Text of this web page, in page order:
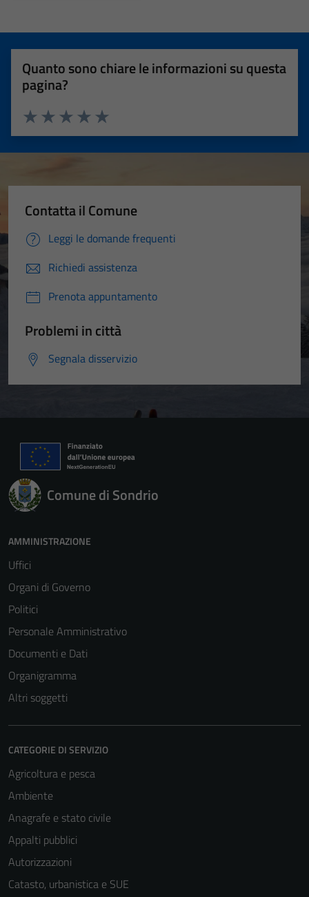
Quanto sono chiare le informazioni su questa
pagina?
Valuta 5 stelle su 5
Valuta 4 stelle su 5
Valuta 3 stelle su 5
Valuta 2 stelle su 5
Valuta 1 stelle su 5
Contatta il Comune
Leggi le domande frequenti
Richiedi assistenza
Prenota appuntamento
Problemi in città
Segnala disservizio
Comune di Sondrio
AMMINISTRAZIONE
Uffici
Organi di Governo
Politici
Personale Amministrativo
Documenti e Dati
Organigramma
Altri soggetti
CATEGORIE DI SERVIZIO
Agricoltura e pesca
Ambiente
Anagrafe e stato civile
Appalti pubblici
Autorizzazioni
Catasto, urbanistica e SUE